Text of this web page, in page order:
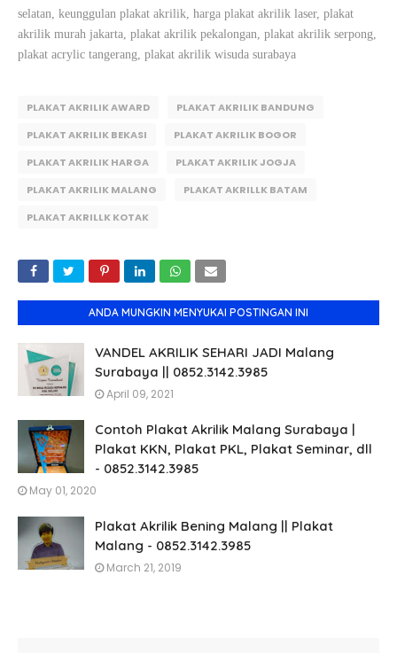
selatan, keunggulan plakat akrilik, harga plakat akrilik laser, plakat
akrilik murah jakarta, plakat akrilik pekalongan, plakat akrilik serpong,
plakat acrylic tangerang, plakat akrilik wisuda surabaya
PLAKAT AKRILIK AWARD
PLAKAT AKRILIK BANDUNG
PLAKAT AKRILIK BEKASI
PLAKAT AKRILIK BOGOR
PLAKAT AKRILIK HARGA
PLAKAT AKRILIK JOGJA
PLAKAT AKRILIK MALANG
PLAKAT AKRILLK BATAM
PLAKAT AKRILLK KOTAK
ANDA MUNGKIN MENYUKAI POSTINGAN INI
VANDEL AKRILIK SEHARI JADI Malang
Surabaya || 0852.3142.3985
April 09, 2021
Contoh Plakat Akrilik Malang Surabaya |
Plakat KKN, Plakat PKL, Plakat Seminar, dll
- 0852.3142.3985
May 01, 2020
Plakat Akrilik Bening Malang || Plakat
Malang - 0852.3142.3985
March 21, 2019